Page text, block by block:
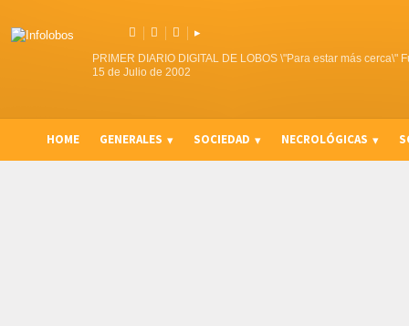
   ▸
PRIMER DIARIO DIGITAL DE LOBOS \"Para estar más cerca\"
15 de Julio de 2002
HOME GENERALES SOCIEDAD NECROLÓGICAS